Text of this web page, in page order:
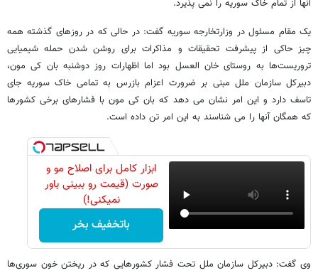
آنها از تمام خاک سوریه را نمی پذیرد.
یک مقام مسئول در وزارتخارجه سوریه گفت: در حالی که در روزهای گذشته همه
چیز حاکی از پیشرفت تحقیقات و مذاکرات برای روشن شدن حمله شیمیایی
تروریست‌ها به روستای خان العسل بود اما اظهارات روز دوشنبه بان کی مون،
دبیرکل سازمان ملل مبنی بر ضرورت اعزام بازرس به تمامی خاک سوریه جای
تاسف دارد و این امر نشان می دهد که بان کی مون با فشارهای برخی کشورها
که همگان آنها را می شناسند به این امر تن داده است.
ابزار کامل برای اصلاح مو و
صورت (قیمت رو ببینی باور
نمیکنی!)
باتخفیف بخر
وی گفت: دبیرکل سازمان ملل تحت فشار کشورهایی که در ریختن خون سوری‌ها